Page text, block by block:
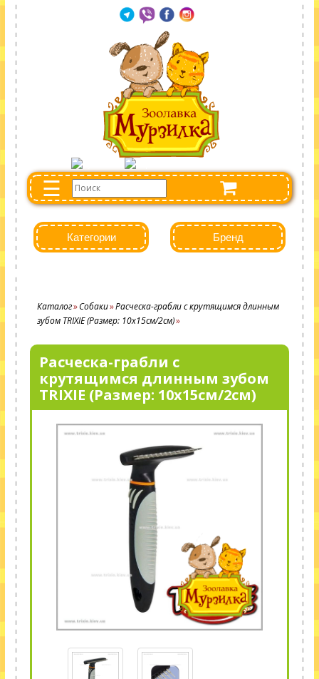
☰
Категории Бренд
Каталог Собаки Расческа-грабли с крутящимся длинным
зубом TRIXIE (Размер: 10х15см/2см)
Расческа-грабли с
крутящимся длинным зубом
TRIXIE (Размер: 10х15см/2см)